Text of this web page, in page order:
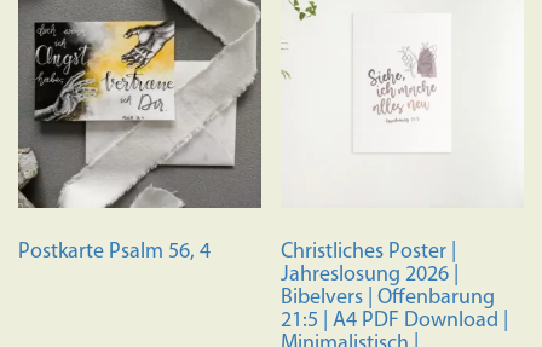
Postkarte Psalm 56, 4
Christliches Poster |
Jahreslosung 2026 |
Bibelvers | Offenbarung
21:5 | A4 PDF Download |